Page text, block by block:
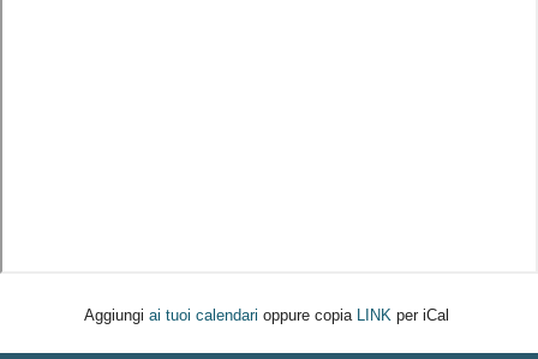
Aggiungi ai tuoi calendari oppure copia LINK per iCal